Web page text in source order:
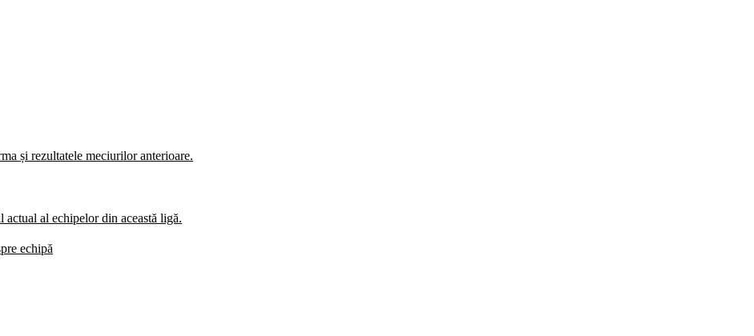
și rezultatele meciurilor anterioare.
actual al echipelor din această ligă.
echipă